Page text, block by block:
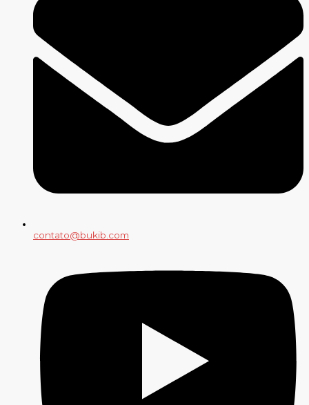
contato@bukib.com